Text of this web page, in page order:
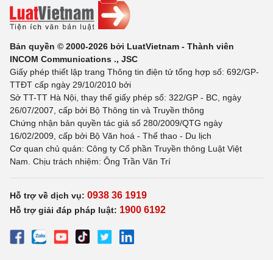
Bản quyền © 2000-2026 bởi LuatVietnam - Thành viên
INCOM Communications ., JSC
Giấy phép thiết lập trang Thông tin điện tử tổng hợp số: 692/GP-
TTĐT cấp ngày 29/10/2010 bởi
Sở TT-TT Hà Nội, thay thế giấy phép số: 322/GP - BC, ngày
26/07/2007, cấp bởi Bộ Thông tin và Truyền thông
Chứng nhận bản quyền tác giả số 280/2009/QTG ngày
16/02/2009, cấp bởi Bộ Văn hoá - Thể thao - Du lịch
Cơ quan chủ quản: Công ty Cổ phần Truyền thông Luật Việt
Nam. Chịu trách nhiệm: Ông Trần Văn Trí
Hỗ trợ về dịch vụ: 0938 36 1919
Hỗ trợ giải đáp pháp luật: 1900 6192